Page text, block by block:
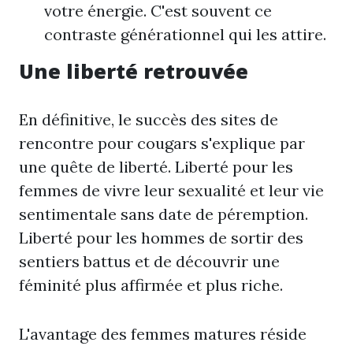
votre énergie. C'est souvent ce
contraste générationnel qui les attire.
Une liberté retrouvée
En définitive, le succès des sites de
rencontre pour cougars s'explique par
une quête de liberté. Liberté pour les
femmes de vivre leur sexualité et leur vie
sentimentale sans date de péremption.
Liberté pour les hommes de sortir des
sentiers battus et de découvrir une
féminité plus affirmée et plus riche.
L'avantage des femmes matures réside